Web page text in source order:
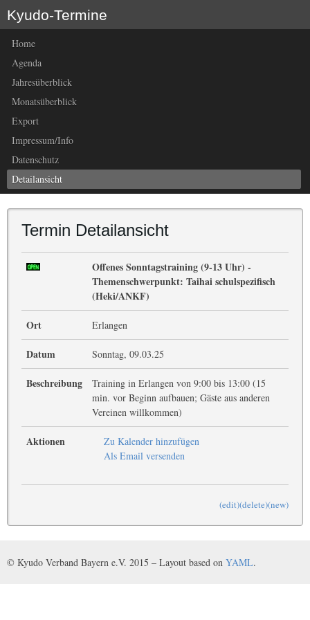
Kyudo-Termine
Home
Agenda
Jahresüberblick
Monatsüberblick
Export
Impressum/Info
Datenschutz
Detailansicht
Termin Detailansicht
Offenes Sonntagstraining (9-13 Uhr) -
Themenschwerpunkt: Taihai schulspezifisch
(Heki/ANKF)
Ort
Erlangen
Datum Sonntag, 09.03.25
Beschreibung
Training in Erlangen von 9:00 bis 13:00 (15
min. vor Beginn aufbauen; Gäste aus anderen
Vereinen willkommen)
Aktionen
Zu Kalender hinzufügen
Als Email versenden
(edit)(delete)(new)
© Kyudo Verband Bayern e.V. 2015 – Layout based on YAML.